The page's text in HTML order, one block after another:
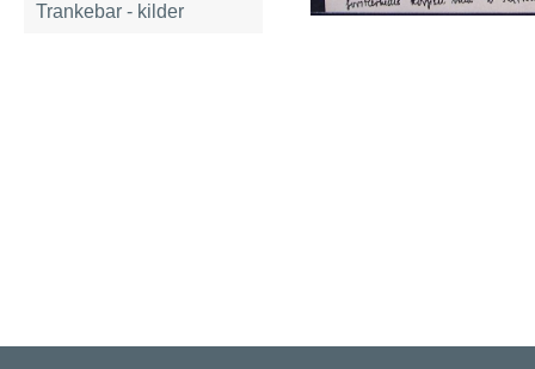
Trankebar - kilder